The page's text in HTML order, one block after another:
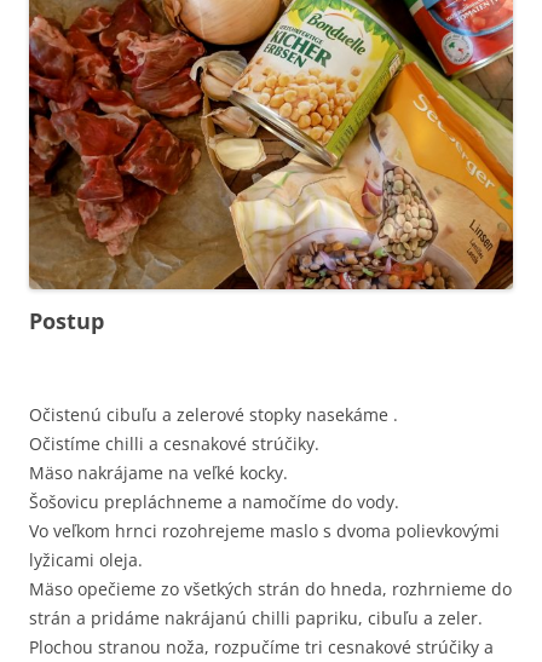
Postup
Očistenú cibuľu a zelerové stopky nasekáme .
Očistíme chilli a cesnakové strúčiky.
Mäso nakrájame na veľké kocky.
Šošovicu prepláchneme a namočíme do vody.
Vo veľkom hrnci rozohrejeme maslo s dvoma polievkovými
lyžicami oleja.
Mäso opečieme zo všetkých strán do hneda, rozhrnieme do
strán a pridáme nakrájanú chilli papriku, cibuľu a zeler.
Plochou stranou noža, rozpučíme tri cesnakové strúčiky a